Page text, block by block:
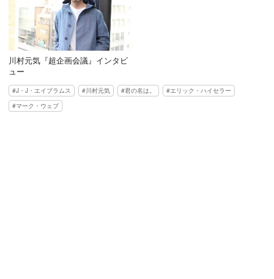
川村元気『超企画会議』インタビ
ュー
J・J・エイブラムス 川村元気 君の名は。
エリック・ハイセラー
マーク・ウェブ